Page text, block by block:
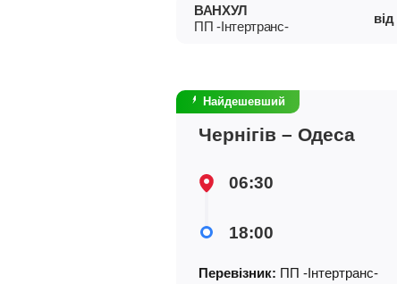
ВАНХУЛ
ПП -Інтертранс-
від
Найдешевший
Чернігів – Одеса
06:30
18:00
Перевізник: ПП -Інтертранс-